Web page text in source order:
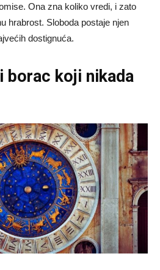
Ona zna koliko vredi, i zato
hrabrost. Sloboda postaje njen
dostignuća.
borac koji nikada